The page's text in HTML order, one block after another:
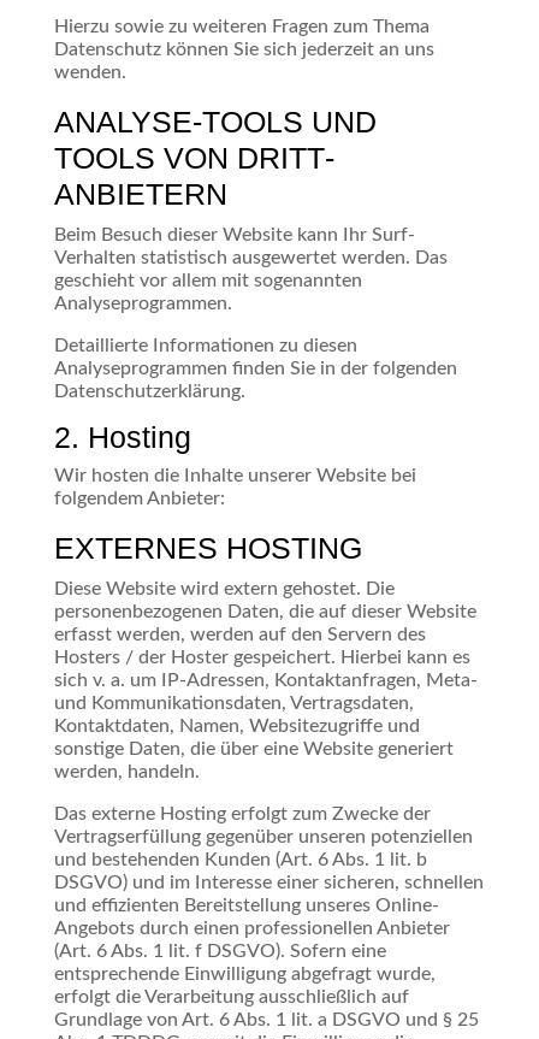
Hierzu sowie zu weiteren Fragen zum Thema
Datenschutz können Sie sich jederzeit an uns
wenden.
ANALYSE-TOOLS UND
TOOLS VON DRITT­
ANBIETERN
Beim Besuch dieser Website kann Ihr Surf-
Verhalten statistisch ausgewertet werden. Das
geschieht vor allem mit sogenannten
Analyseprogrammen.
Detaillierte Informationen zu diesen
Analyseprogrammen finden Sie in der folgenden
Datenschutzerklärung.
2. Hosting
Wir hosten die Inhalte unserer Website bei
folgendem Anbieter:
EXTERNES HOSTING
Diese Website wird extern gehostet. Die
personenbezogenen Daten, die auf dieser Website
erfasst werden, werden auf den Servern des
Hosters / der Hoster gespeichert. Hierbei kann es
sich v. a. um IP-Adressen, Kontaktanfragen, Meta-
und Kommunikationsdaten, Vertragsdaten,
Kontaktdaten, Namen, Websitezugriffe und
sonstige Daten, die über eine Website generiert
werden, handeln.
Das externe Hosting erfolgt zum Zwecke der
Vertragserfüllung gegenüber unseren potenziellen
und bestehenden Kunden (Art. 6 Abs. 1 lit. b
DSGVO) und im Interesse einer sicheren, schnellen
und effizienten Bereitstellung unseres Online-
Angebots durch einen professionellen Anbieter
(Art. 6 Abs. 1 lit. f DSGVO). Sofern eine
entsprechende Einwilligung abgefragt wurde,
erfolgt die Verarbeitung ausschließlich auf
Grundlage von Art. 6 Abs. 1 lit. a DSGVO und § 25